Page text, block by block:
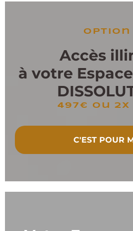
option
Accès
à votre
497€ ou 2x
C'EST POUR